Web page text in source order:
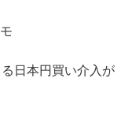
日本円買い介入が